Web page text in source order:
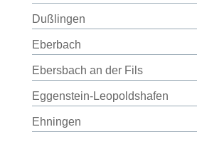
Dußlingen
Eberbach
Ebersbach an der Fils
Eggenstein-Leopoldshafen
Ehningen